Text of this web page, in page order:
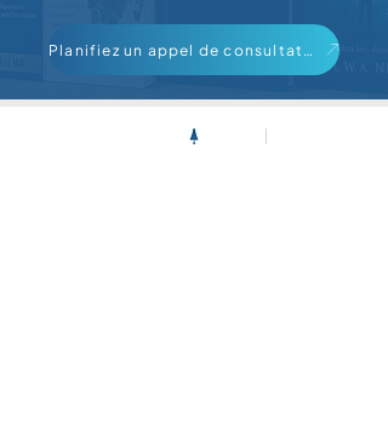
Planifiez un appel de consultation gratuit